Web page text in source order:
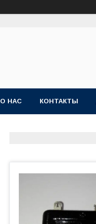
О НАС КОНТАКТЫ